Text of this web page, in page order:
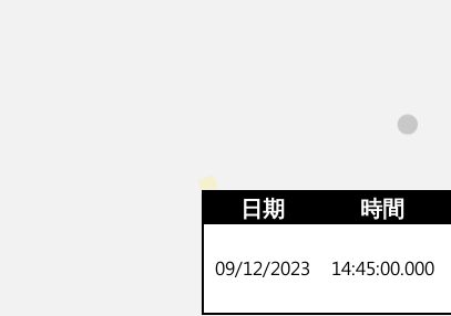
日期 時間
09/12/2023 14:45:00.000